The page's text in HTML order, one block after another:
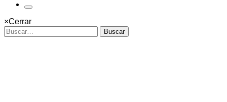
×Cerrar
Buscar